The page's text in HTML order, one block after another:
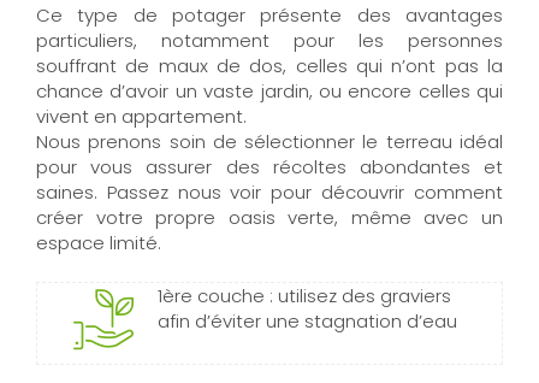
Ce type de potager présente des avantages
particuliers, notamment pour les personnes
souffrant de maux de dos, celles qui n’ont pas la
chance d’avoir un vaste jardin, ou encore celles qui
vivent en appartement.
Nous prenons soin de sélectionner le terreau idéal
pour vous assurer des récoltes abondantes et
saines. Passez nous voir pour découvrir comment
créer votre propre oasis verte, même avec un
espace limité.
1ère couche : utilisez des graviers
afin d’éviter une stagnation d’eau